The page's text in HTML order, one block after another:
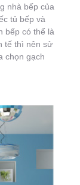
nhà bếp của
tủ bếp và
bếp có thể là
tế thì nên sử
chọn gạch